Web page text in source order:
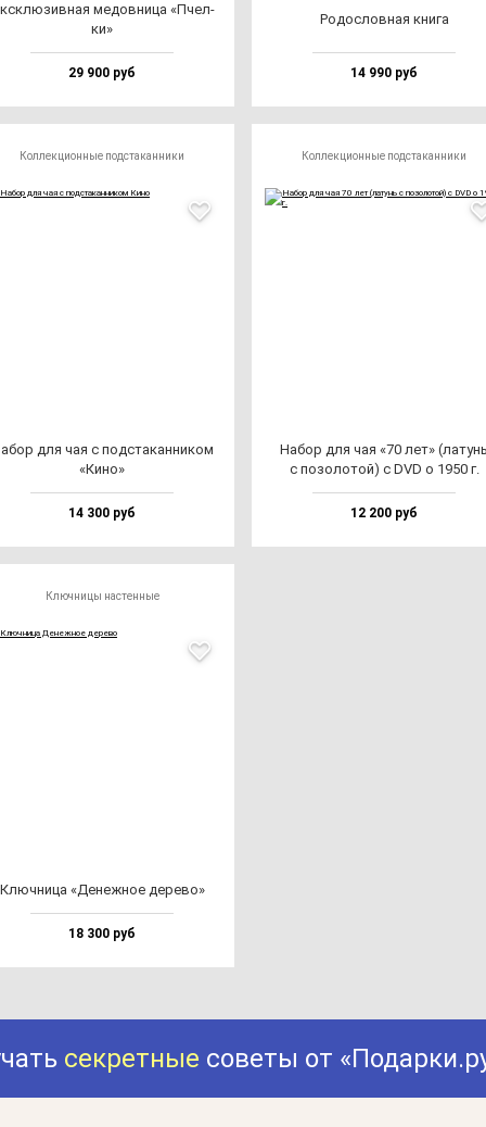
ме­дов­ни­ца «Пчел­
ки»
29 900 руб
Родос­лов­ная кни­га
14 990 руб
Коллекционные подстаканники
для чая с под­ста­кан­ни­ком
«Кино»
14 300 руб
Коллекционные подстаканники
Набор для чая «70 лет»
с по­зо­ло­той) с DVD о 1950 г.
12 200 руб
Ключницы настенные
Ключ­ни­ца «Денеж­ное де­ре­во»
18 300 руб
секретные советы от